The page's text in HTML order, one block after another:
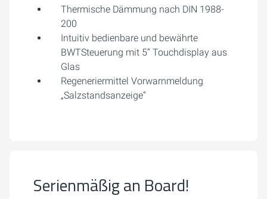
Thermische Dämmung nach DIN 1988-
200
Intuitiv bedienbare und bewährte
BWTSteuerung mit 5“ Touchdisplay aus
Glas
Regeneriermittel Vorwarnmeldung
„Salzstandsanzeige“
Serienmäßig an Board!